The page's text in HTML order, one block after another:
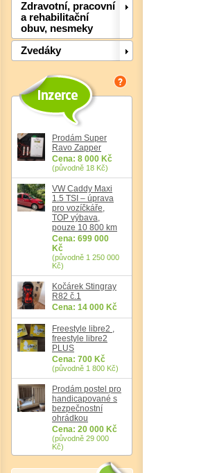
Zdravotní, pracovní
a rehabilitační
obuv, nesmeky
Zvedáky
Prodám Super
Ravo Zapper
Cena: 8 000 Kč
(původně 18 Kč)
VW Caddy Maxi
1.5 TSI – úprava
pro vozíčkáře,
TOP výbava,
pouze 10 800 km
Cena: 699 000
Kč
(původně 1 250 000
Kč)
Kočárek Stingray
R82 č.1
Cena: 14 000 Kč
Freestyle libre2 ,
freestyle libre2
PLUS
Cena: 700 Kč
(původně 1 800 Kč)
Prodám postel pro
handicapované s
bezpečnostní
ohrádkou
Cena: 20 000 Kč
(původně 29 000
Kč)